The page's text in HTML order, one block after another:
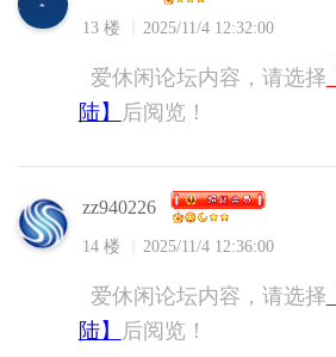
13 楼 2025/11/4 12:32:00
爱休闲论坛内容，请选择
陆】
后阅览！
zz940226
14 楼 2025/11/4 12:36:00
爱休闲论坛内容，请选择
陆】
后阅览！